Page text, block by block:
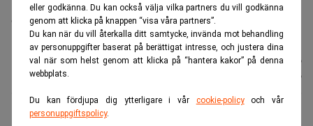
eller godkänna. Du kan också välja vilka partners du vill godkänna
genom att klicka på knappen “visa våra partners”.
Du kan när du vill återkalla ditt samtycke, invända mot behandling
av personuppgifter baserat på berättigat intresse, och justera dina
val när som helst genom att klicka på “hantera kakor” på denna
webbplats.
Du kan fördjupa dig ytterligare i vår cookie-policyoch vår
personuppgiftspolicy.
renoverats för omkring 3,8 miljarder kronor. Gåvan har väckt etiska
och säkerhetsmässiga farhågor. Foto: Julia Demaree
Nikhinson/AP/TT
Nyhetsbyrån
TT
Publicerad:11 juli 2026
11 juli 2026